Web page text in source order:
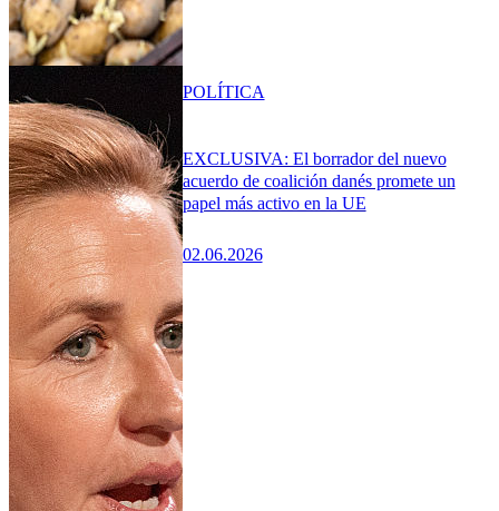
EXCLUSIVA: El borrador del nuevo
acuerdo de coalición danés promete un
papel más activo en la UE
02.06.2026
POLÍTICA